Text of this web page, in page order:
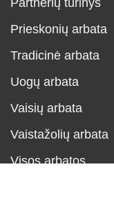
Partnerių turinys
Prieskonių arbata
Tradicinė arbata
Uogų arbata
Vaisių arbata
Vaistažolių arbata
Visos arbatos